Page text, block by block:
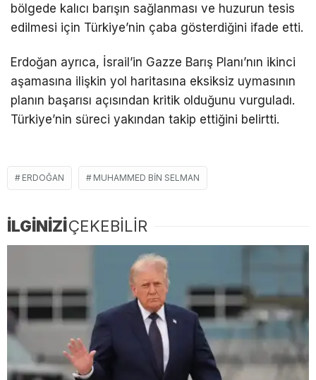
bölgede kalıcı barışın sağlanması ve huzurun tesis
edilmesi için Türkiye’nin çaba gösterdiğini ifade etti.
Erdoğan ayrıca, İsrail’in Gazze Barış Planı’nın ikinci
aşamasına ilişkin yol haritasına eksiksiz uymasının
planın başarısı açısından kritik olduğunu vurguladı.
Türkiye’nin süreci yakından takip ettiğini belirtti.
ERDOĞAN MUHAMMED BIN SELMAN
İLGİNİZİÇEKEBİLİR